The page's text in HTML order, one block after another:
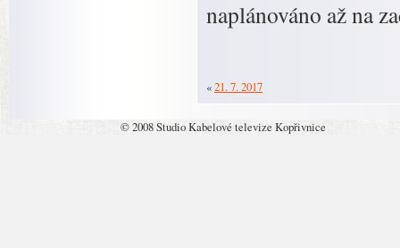
naplánováno až na
«21. 7. 2017
© 2008 Studio Kabelové televize Kopřivnice